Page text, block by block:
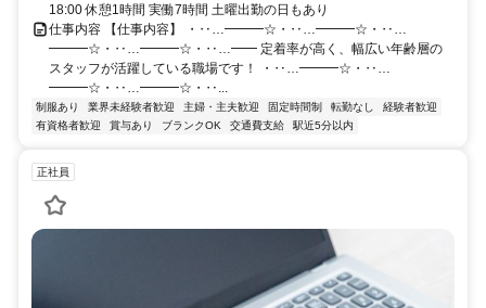
18:00 休憩1時間 実働7時間 土曜出勤の日もあり
仕事内容 【仕事内容】 ・‥…━━━☆・‥…━━━☆・‥…
━━━☆・‥…━━━☆・‥…━━ 定着率が高く、幅広い年齢層の
スタッフが活躍している職場です！ ・‥…━━━☆・‥…
━━━☆・‥…━━━☆・‥...
制服あり 業界未経験者歓迎 主婦・主夫歓迎 固定時間制 転勤なし
経験者歓迎
有資格者歓迎
賞与あり ブランクOK 交通費支給 駅近5分以内
正社員